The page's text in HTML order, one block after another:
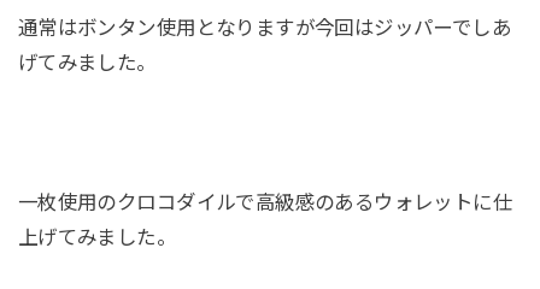
通常はボンタン使用となりますが今回はジッパーでしあ
げてみました。
一枚使用のクロコダイルで高級感のあるウォレットに仕
上げてみました。